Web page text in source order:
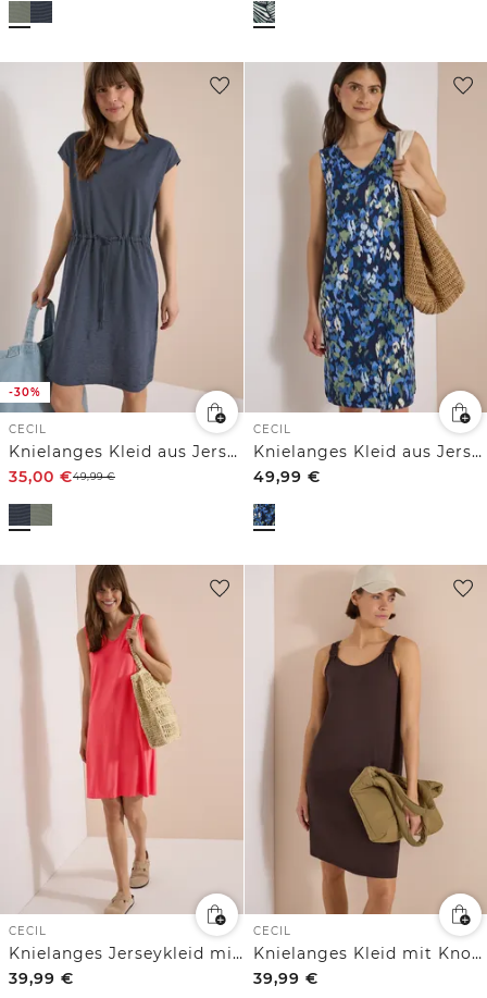
-30%
CECIL
Knielanges Kleid aus Jersey
35,00 €49,99€
CECIL
Knielanges Kleid aus Jersey mit Print
49,99 €
CECIL
Knielanges Jerseykleid mit V-Neck
39,99 €
CECIL
Knielanges Kleid mit Knotendetail
39,99 €